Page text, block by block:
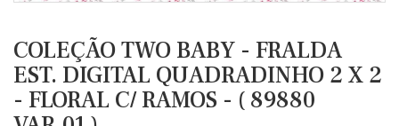
COLEÇÃO TWO BABY - FRALDA
EST. DIGITAL QUADRADINHO 2 X 2
- FLORAL C/ RAMOS - ( 89880